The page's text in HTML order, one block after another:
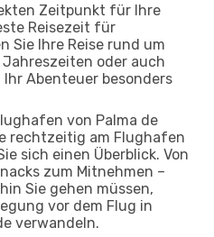
Zeitpunkt für Ihre
Reisezeit für
Sie Ihre Reise rund um
oder auch
Abenteuer besonders
von Palma de
rechtzeitig am Flughafen
sich einen Überblick. Von
zum Mitnehmen –
Sie gehen müssen,
vor dem Flug in
verwandeln.